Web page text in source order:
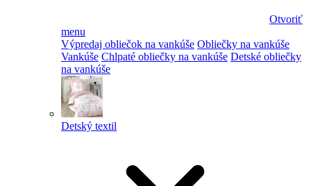
Otvoriť
menu
Výpredaj obliečok na vankúše Obliečky na vankúše
Vankúše Chlpaté obliečky na vankúše Detské obliečky
na vankúše
Detský textil